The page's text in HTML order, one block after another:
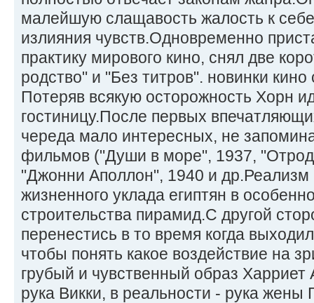
малейшую слащавость жалость к
излияния чувств.Одновременно
практику мирового кино, снял две
родство" и "Без титров". новинки кино
Потеряв всякую осторожность Хорн
гостиницу.После первых
череда мало интересных, не
фильмов ("Души в море", 1937,
"Джонни Аполлон", 1940 и др.Реализм
жизненного уклада египтян в
строительства пирамид.С другой
перенестись в то время когда
чтобы понять какое воздействие на
грубый и чувственный образ
рука Викки, в реальности - рука жены